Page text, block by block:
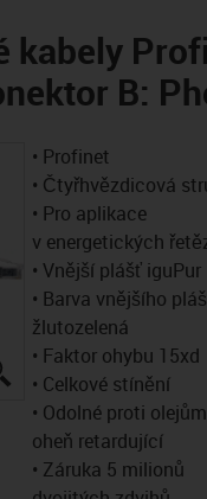
kabely
B:
igus-icon-lupe
• Profinet
• Čtyřhvězdicová
• Pro aplikace
v energetických
• Vnější plášť iguPur
• Barva vnějšího
žlutozelená
• Faktor ohybu 15xd
• Celkové stínění
• Odolné proti
oheň retardující
• Záruka 5 milionů